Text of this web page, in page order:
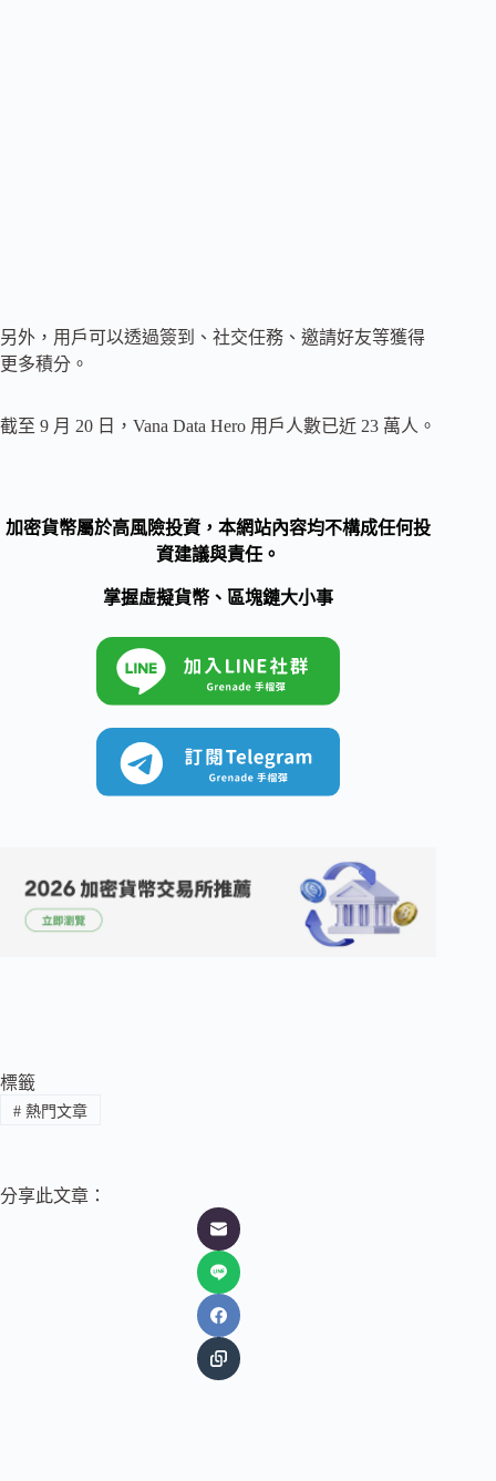
另外，用戶可以透過簽到、社交任務、邀請好友等獲得
更多積分。
截至 9 月 20 日，Vana Data Hero 用戶人數已近 23 萬人。
加密貨幣屬於高風險投資，本網站內容均不構成任何投
資建議與責任。
掌握虛擬貨幣、區塊鏈大小事
標籤
#熱門文章
分享此文章：